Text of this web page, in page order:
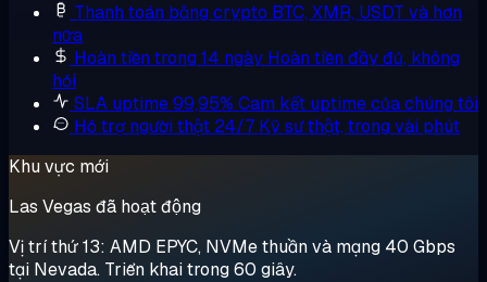
Thanh toán bằng crypto BTC, XMR, USDT và hơn
nữa
Hoàn tiền trong 14 ngày Hoàn tiền đầy đủ, không
hỏi
SLA uptime 99,95% Cam kết uptime của chúng tôi
Hỗ trợ người thật 24/7 Kỹ sư thật, trong vài phút
Khu vực mới
Las Vegas đã hoạt động
Vị trí thứ 13: AMD EPYC, NVMe thuần và mạng 40 Gbps
tại Nevada. Triển khai trong 60 giây.